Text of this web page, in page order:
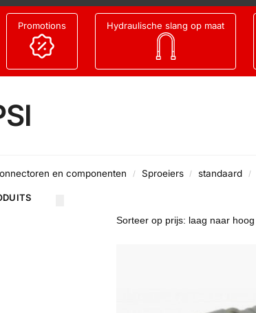
Promotions Hydraulische slang op maat
en componenten / Sproeiers / standaard /